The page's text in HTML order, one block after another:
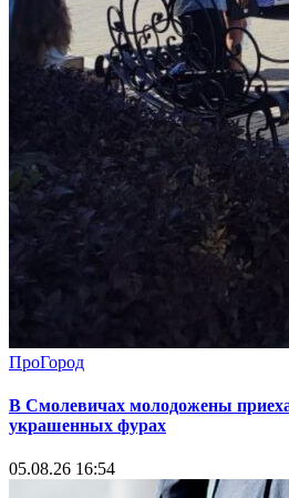
ПроГород
В Смолевичах молодожены
украшенных фурах
05.08.26 16:54